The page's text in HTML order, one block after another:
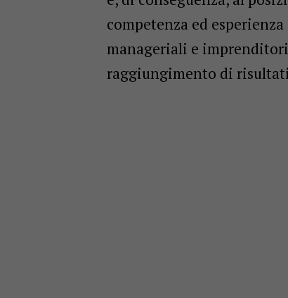
competenza ed
manageriali e
raggiungimento di